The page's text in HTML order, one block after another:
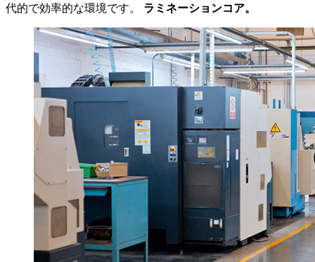
代的で効率的な環境です。 ラミネーションコア。